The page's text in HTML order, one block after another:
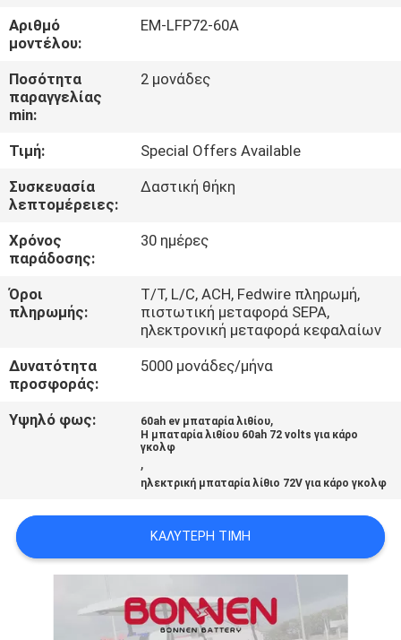
ΕΡΓΟΣΤΑΣΊΩΝ
ΠΟΙΟΤΙΚΌΣ
ΈΛΕΓΧΟΣ
ΕΠΑΦΉ
ΝΈΑ
SITEMAP
ΑΠΟΡΡΉΤΟΥ
Αριθμό
μοντέλου:
ΕΜ-LFP72-60A
Ποσότητα
παραγγελίας
min:
2 μονάδες
Τιμή:
Special Offers Available
Συσκευασία
λεπτομέρειες:
Δαστική θήκη
Χρόνος
παράδοσης:
30 ημέρες
Όροι
πληρωμής:
Τ/Τ, L/C, ACH, Fedwire πληρωμή,
πιστωτική μεταφορά SEPA,
ηλεκτρονική μεταφορά κεφαλαίων
Δυνατότητα
προσφοράς:
5000 μονάδες/μήνα
Υψηλό φως: 60ah ev μπαταρία λιθίου,
Η μπαταρία λιθίου 60ah 72 volts για κάρο
γκολφ
,
ηλεκτρική μπαταρία λίθιο 72V για κάρο γκολφ
ΚΑΛΎΤΕΡΗ ΤΙΜΉ